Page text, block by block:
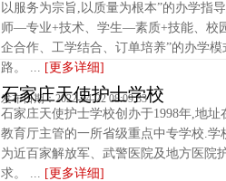
以服务为宗旨,以质量为根本”的办学指
师—专业+技术、学生—素质+技能、校
企合作、工学结合、订单培养”的办学
路。 ... [更多详细]
发布日期：2022-04-22 08:09:33
石家庄天使护士学校
石家庄天使护士学校创办于1998年,地
教育厅主管的一所省级重点中专学校.
为近百家解放军、武警医院及地方医院
求。 ... [更多详细]